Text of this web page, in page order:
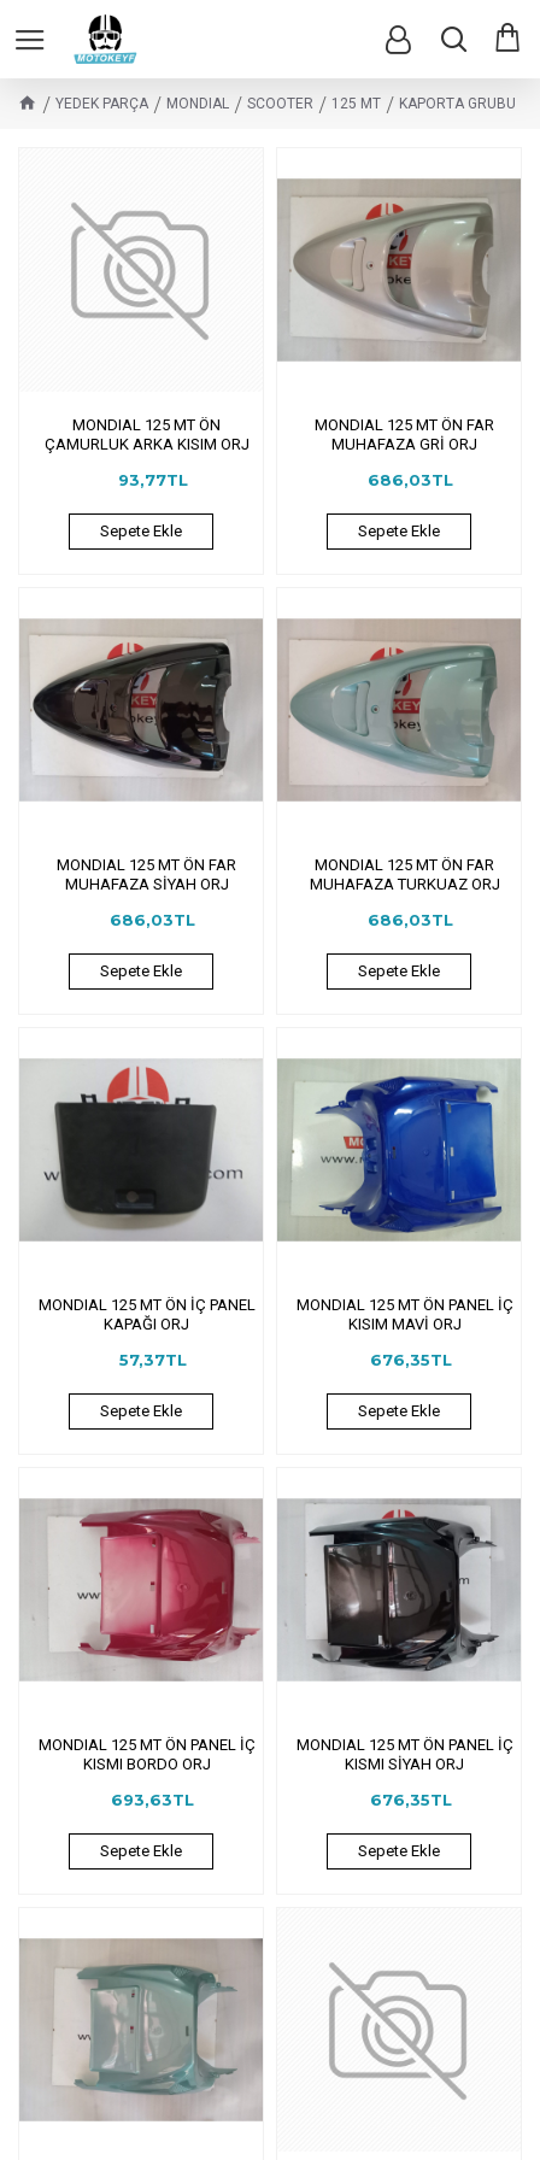
YEDEK PARÇA MONDIAL SCOOTER 125 MT KAPORTA GRUBU
MONDIAL 125 MT ÖN
ÇAMURLUK ARKA KISIM ORJ
93,77TL
Sepete Ekle
MONDIAL 125 MT ÖN FAR
MUHAFAZA GRİ ORJ
686,03TL
Sepete Ekle
MONDIAL 125 MT ÖN FAR
MUHAFAZA SİYAH ORJ
686,03TL
Sepete Ekle
MONDIAL 125 MT ÖN FAR
MUHAFAZA TURKUAZ ORJ
686,03TL
Sepete Ekle
MONDIAL 125 MT ÖN İÇ PANEL
KAPAĞI ORJ
57,37TL
Sepete Ekle
MONDIAL 125 MT ÖN PANEL İÇ
KISIM MAVİ ORJ
676,35TL
Sepete Ekle
MONDIAL 125 MT ÖN PANEL İÇ
KISMI BORDO ORJ
693,63TL
Sepete Ekle
MONDIAL 125 MT ÖN PANEL İÇ
KISMI SİYAH ORJ
676,35TL
Sepete Ekle